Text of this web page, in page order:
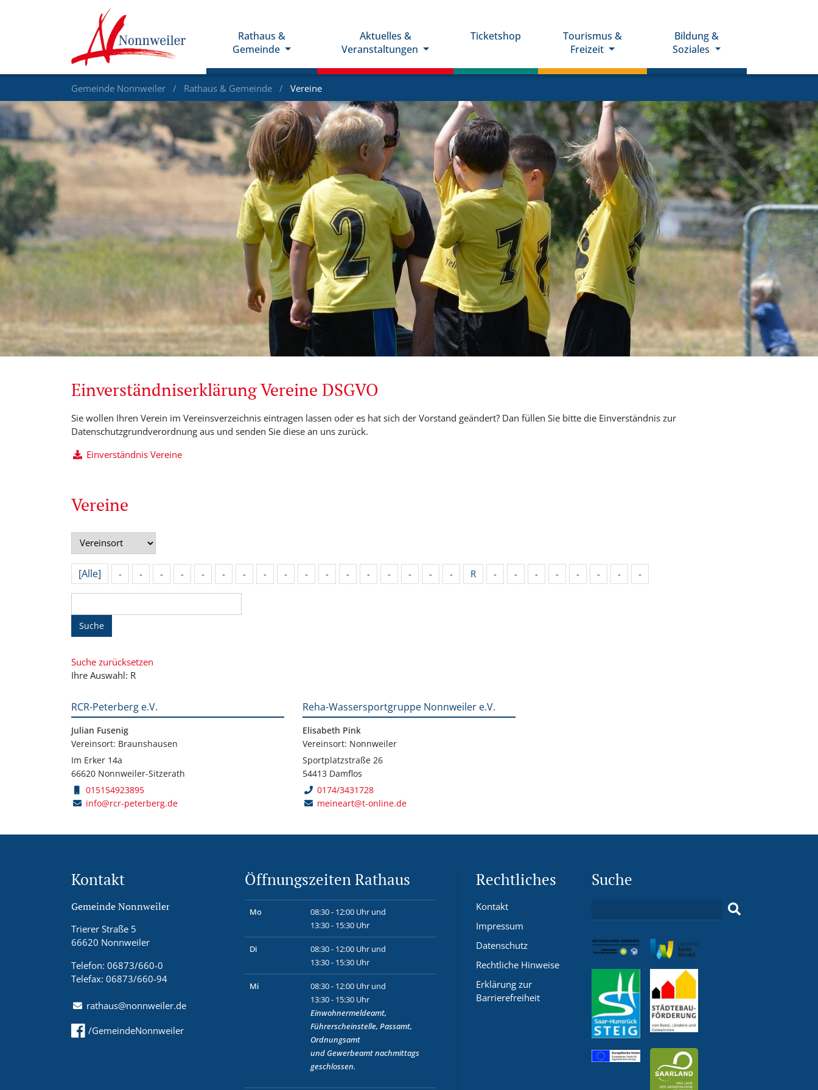
Rathaus &
Gemeinde
Aktuelles &
Veranstaltungen
Ticketshop
Tourismus &
Freizeit
Bildung &
Soziales
Gemeinde Nonnweiler Rathaus & Gemeinde Vereine
Einverständniserklärung Vereine DSGVO
Sie wollen Ihren Verein im Vereinsverzeichnis eintragen lassen oder es hat sich der Vorstand geändert? Dan füllen Sie bitte die Einverständnis zur
Datenschutzgrundverordnung aus und senden Sie diese an uns zurück.
Einverständnis Vereine
Vereine
[Alle] - - - - - - - - - - - - - - - - - R - - - - - - - -
Suche
Suche zurücksetzen
Ihre Auswahl: R
RCR-Peterberg e.V.
Julian Fusenig
Vereinsort: Braunshausen
Im Erker 14a
66620 Nonnweiler-Sitzerath
015154923895
info@rcr-peterberg.de
Reha-Wassersportgruppe Nonnweiler e.V.
Elisabeth Pink
Vereinsort: Nonnweiler
Sportplatzstraße 26
54413 Damflos
0174/3431728
meineart@t-online.de
Kontakt
Gemeinde Nonnweiler
Trierer Straße 5
66620 Nonnweiler
Telefon: 06873/660-0
Telefax: 06873/660-94
rathaus@nonnweiler.de
/GemeindeNonnweiler
Öffnungszeiten Rathaus
Mo
08:30 - 12:00 Uhr und
13:30 - 15:30 Uhr
Di
08:30 - 12:00 Uhr und
13:30 - 15:30 Uhr
Mi
08:30 - 12:00 Uhr und
13:30 - 15:30 Uhr
Einwohnermeldeamt,
Führerscheinstelle, Passamt,
Ordnungsamt
und Gewerbeamtnachmittags
geschlossen.
Rechtliches
Kontakt
Impressum
Datenschutz
Rechtliche Hinweise
Erklärung zur
Barrierefreiheit
Suche